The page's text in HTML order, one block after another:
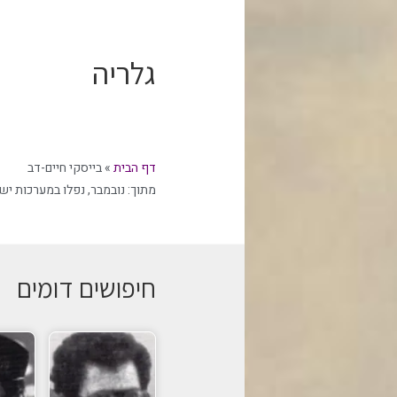
גלריה
דף הבית»בייסקי חיים-דב
מתוך: נובמבר,נפלו במערכות
חיפושים דומים